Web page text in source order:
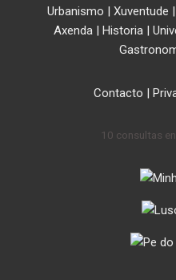
Urbanismo | Xuventude |
Axenda| Historia|
Contacto |
10 consultas